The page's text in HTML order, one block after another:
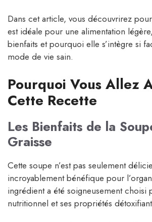
Dans cet article, vous découvrirez
est idéale pour une alimentation
bienfaits et pourquoi elle s’intègre si
mode de vie sain.
Pourquoi Vous Allez
Cette Recette
Les Bienfaits de la
Graisse
Cette soupe n’est pas seulement
incroyablement bénéfique pour
ingrédient a été soigneusement choisi
nutritionnel et ses propriétés